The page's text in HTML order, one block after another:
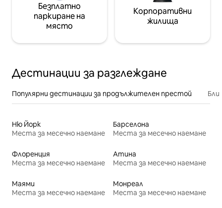
Безплатно
паркиране на
място
Корпоративни
жилища
Дестинации за разглеждане
Популярни дестинации за продължителен престой
Ню Йорк
Места за месечно наемане
Барселона
Места за месечно наемане
Флоренция
Места за месечно наемане
Атина
Места за месечно наемане
Маями
Места за месечно наемане
Монреал
Места за месечно наемане